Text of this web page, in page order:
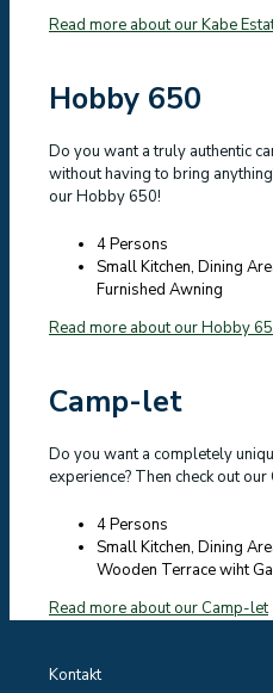
Read more about our Kabe
Hobby 650
Do you want a truly authentic
without having to bring
our Hobby 650!
4 Persons
Small Kitchen, Dining
Furnished Awning
Read more about our Hobby
Camp-let
Do you want a completely
experience? Then check out
4 Persons
Small Kitchen, Dining
Wooden Terrace wiht
Read more about our Camp-let
Kontakt